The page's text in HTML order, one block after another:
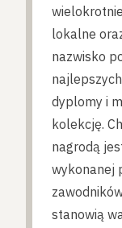
lokalne
nazwisko
dyplomy i
kolekcję.
nagrodą
wykonanej
stanowią